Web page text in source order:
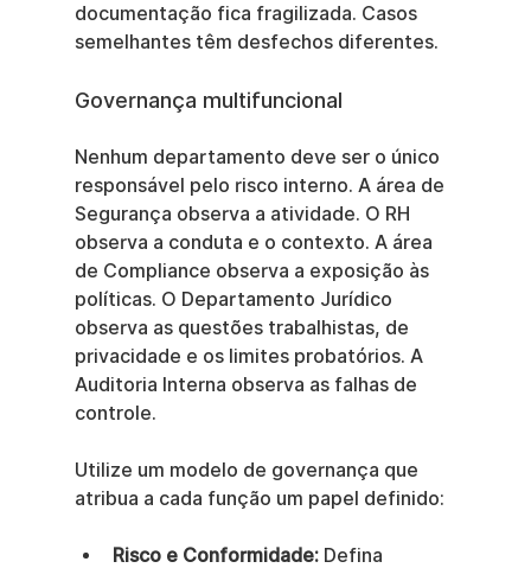
documentação fica fragilizada. Casos
semelhantes têm desfechos diferentes.
Governança multifuncional
Nenhum departamento deve ser o único
responsável pelo risco interno. A área de
Segurança observa a atividade. O RH
observa a conduta e o contexto. A área
de Compliance observa a exposição às
políticas. O Departamento Jurídico
observa as questões trabalhistas, de
privacidade e os limites probatórios. A
Auditoria Interna observa as falhas de
controle.
Utilize um modelo de governança que
atribua a cada função um papel definido:
Risco e Conformidade: Defina